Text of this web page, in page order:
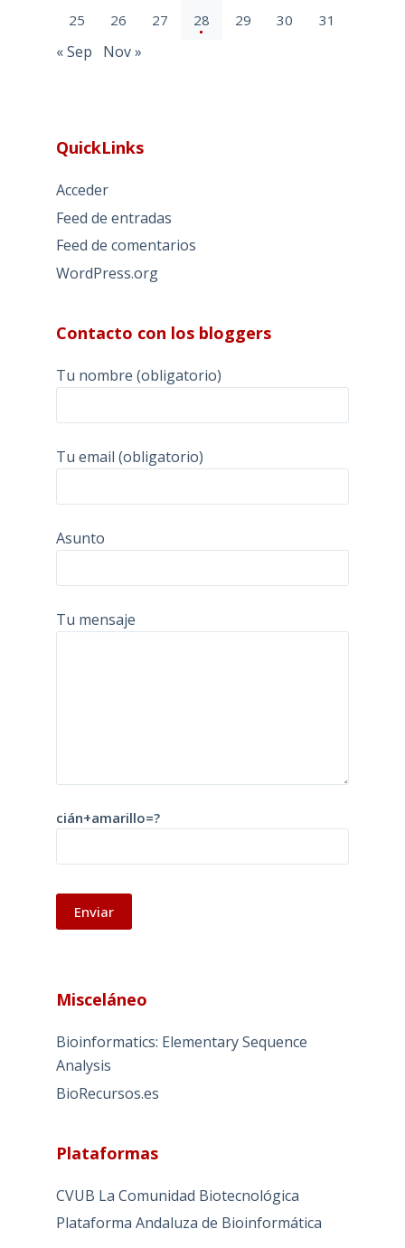
25 26 27 28 29 30 31
« Sep Nov »
QuickLinks
Acceder
Feed de entradas
Feed de comentarios
WordPress.org
Contacto con los bloggers
Tu nombre (obligatorio)
Tu email (obligatorio)
Asunto
Tu mensaje
cián+amarillo=?
t
r
n
a
v
:
Misceláneo
Bioinformatics: Elementary Sequence
Analysis
BioRecursos.es
Plataformas
CVUB La Comunidad Biotecnológica
Plataforma Andaluza de Bioinformática